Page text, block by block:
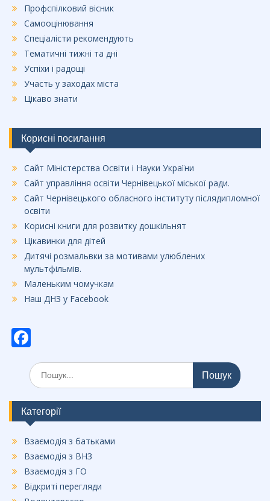
Профспілковий вісник
Самооцінювання
Спеціалісти рекомендують
Тематичні тижні та дні
Успіхи і радощі
Участь у заходах міста
Цікаво знати
Корисні посилання
Сайт Міністерства Освіти і Науки України
Сайт управління освіти Чернівецької міської ради.
Сайт Чернівецького обласного інституту післядипломної
освіти
Корисні книги для розвитку дошкільнят
Цікавинки для дітей
Дитячі розмальвки за мотивами улюблених
мультфільмів.
Маленьким чомучкам
Наш ДНЗ у Facebook
ac
e
b
o
o
k
Шукати:
Категорії
Взаємодія з батьками
Взаємодія з ВНЗ
Взаємодія з ГО
Відкриті перегляди